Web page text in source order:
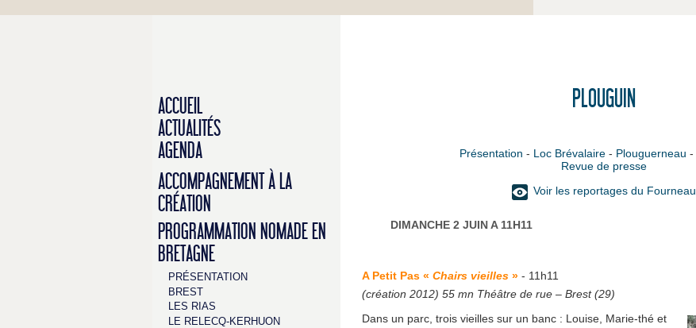
ACCUEIL
ACTUALITÉS
AGENDA
ACCOMPAGNEMENT À LA
CRÉATION
PROGRAMMATION NOMADE EN
BRETAGNE
PRÉSENTATION
BREST
LES RIAS
LE RELECQ-KERHUON
PLOUGUIN
Présentation - Loc Brévalaire - Plouguerneau -
Revue de presse
Voir les reportages du Fourneau
DIMANCHE 2 JUIN A 11H11
A Petit Pas « Chairs vieilles»- 11h11
(création 2012) 55 mn Théâtre de rue – Brest (29)
Dans un parc, trois vieilles sur un banc : Louise, Marie-thé et